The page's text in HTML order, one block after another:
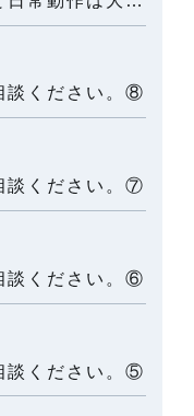
談ください。⑧
談ください。⑦
談ください。⑥
談ください。⑤